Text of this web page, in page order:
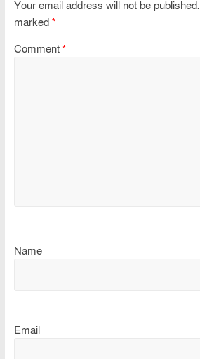
Your email address will not be published.
marked *
Comment *
Name
Email